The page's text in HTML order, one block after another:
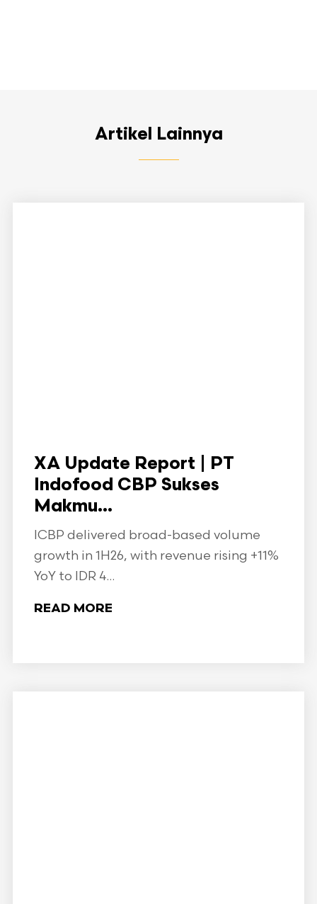
Artikel Lainnya
XA Update Report | PT
Indofood CBP Sukses
Makmu...
ICBP delivered broad-based volume
growth in 1H26, with revenue rising +11%
YoY to IDR 4...
READ MORE